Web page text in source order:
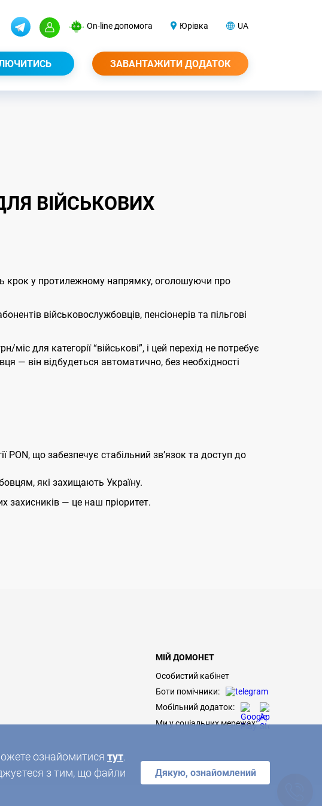
ознайомитися тут.
з тим, що файли
Дякую, ознайомлений
On-line допомога Юрівка UA
ЗАВАНТАЖИТИ ДОДАТОК
ВІЙСЬКОВИХ
крок у протилежному напрямку, оголошуючи про
військовослужбовців, пенсіонерів та пільгові
для категорії “військові”, і цей перехід не потребує
— він відбудеться автоматично, без необхідності
що забезпечує стабільний зв’язок та доступ до
які захищають Україну.
— це наш пріоритет.
МІЙ ДОМОНЕТ
Особистий кабінет
Боти помічники:
Мобільний додаток:
Ми у соціальних мережах: